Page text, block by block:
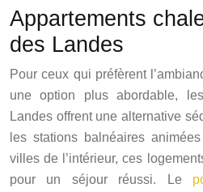
Appartements
des Landes
Pour ceux qui préfèrent
une option plus abordable,
Landes offrent une alternative
les stations balnéaires
villes de l’intérieur, ces
pour un séjour réussi. Le